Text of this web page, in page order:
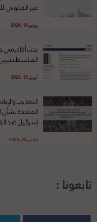
غير
يوليو 18, 2026
بحث أكاديمي
أبريل 15, 2026
التعذيب
المتحدة
إسرائيل ضد
مارس 24, 2026
تابعونا :